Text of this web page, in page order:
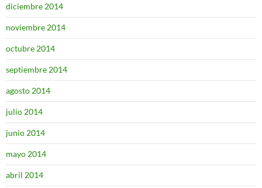
diciembre 2014
noviembre 2014
octubre 2014
septiembre 2014
agosto 2014
julio 2014
junio 2014
mayo 2014
abril 2014